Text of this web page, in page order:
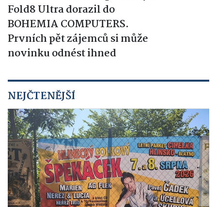
Fold8 Ultra dorazil do
BOHEMIA COMPUTERS.
Prvních pět zájemců si může
novinku odnést ihned
NEJČTENĚJŠÍ